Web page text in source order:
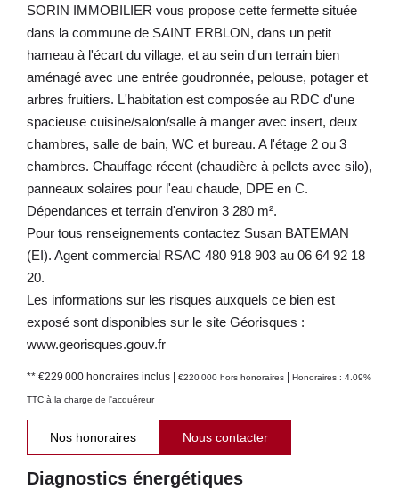
SORIN IMMOBILIER vous propose cette fermette située
dans la commune de SAINT ERBLON, dans un petit
hameau à l'écart du village, et au sein d'un terrain bien
aménagé avec une entrée goudronnée, pelouse, potager et
arbres fruitiers. L'habitation est composée au RDC d'une
spacieuse cuisine/salon/salle à manger avec insert, deux
chambres, salle de bain, WC et bureau. A l'étage 2 ou 3
chambres. Chauffage récent (chaudière à pellets avec silo),
panneaux solaires pour l'eau chaude, DPE en C.
Dépendances et terrain d'environ 3 280 m².
Pour tous renseignements contactez Susan BATEMAN
(EI). Agent commercial RSAC 480 918 903 au 06 64 92 18
20.
Les informations sur les risques auxquels ce bien est
exposé sont disponibles sur le site Géorisques :
www.georisques.gouv.fr
** €229 000 honoraires inclus | €220 000 hors honoraires | Honoraires : 4.09%
TTC à la charge de l'acquéreur
Nos honoraires Nous contacter
Diagnostics énergétiques